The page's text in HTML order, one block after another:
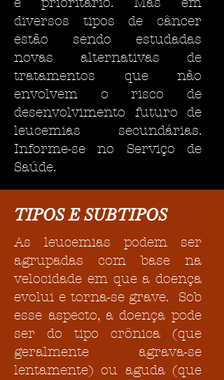
diversos tipos de câncer
estão sendo estudadas
novas alternativas de
tratamentos que não
envolvem o risco de
desenvolvimento futuro de
leucemias secundárias.
Informe-se no Serviço de
Saúde.
TIPOS E SUBTIPOS
As leucemias podem ser
agrupadas com base na
velocidade em que a doença
evolui e torna-se grave. Sob
esse aspecto, a doença pode
ser do tipo crônica (que
geralmente agrava-se
lentamente) ou aguda (que